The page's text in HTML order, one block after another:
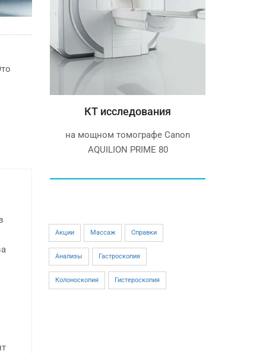
Canon
МРТ 1,5 тесла
Siemens Simfony Magnetom
Акции Массаж Справки
Анализы Гастроскопия
Колоноскопия Гистероскопия